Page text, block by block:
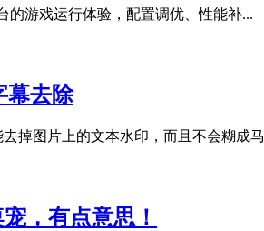
的游戏运行体验，配置调优、性能补...
幕去除
掉图片上的文本水印，而且不会糊成
，有点意思！